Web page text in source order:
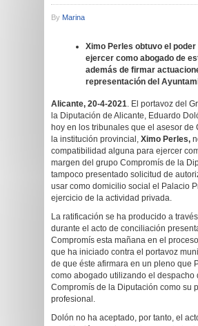
By Marina
Ximo Perles obtuvo el
ejercer como abogado de
además de firmar
representación del
Alicante, 20-4-2021. El portavoz del
la Diputación de Alicante, Eduardo
hoy en los tribunales que el asesor de
la institución provincial, Ximo Perles,
compatibilidad alguna para ejercer
margen del grupo Compromís de la
tampoco presentado solicitud de
usar como domicilio social el Palacio
ejercicio de la actividad privada.
La ratificación se ha producido a
durante el acto de conciliación
Compromís esta mañana en el
que ha iniciado contra el portavoz
de que éste afirmara en un pleno que
como abogado utilizando el despacho
Compromís de la Diputación como su
profesional.
Dolón no ha aceptado, por tanto, el